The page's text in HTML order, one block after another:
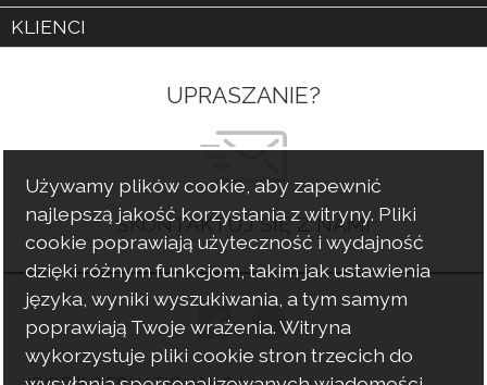
KLIENCI
UPRASZANIE?
SKONTAKTUJ SIĘ Z NAMI
Używamy plików cookie, aby zapewnić
najlepszą jakość korzystania z witryny. Pliki
cookie poprawiają użyteczność i wydajność
dzięki różnym funkcjom, takim jak ustawienia
języka, wyniki wyszukiwania, a tym samym
poprawiają Twoje wrażenia. Witryna
wykorzystuje pliki cookie stron trzecich do